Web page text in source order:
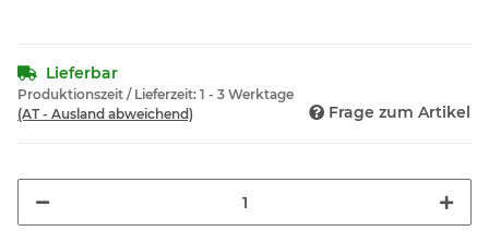
Lieferbar
Produktionszeit / Lieferzeit: 1 - 3 Werktage
(AT - Ausland abweichend)
Frage zum Artikel